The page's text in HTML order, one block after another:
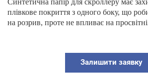
плівкове покриття з одного боку, що
на розрив, проте не впливає на
Залишити заявку